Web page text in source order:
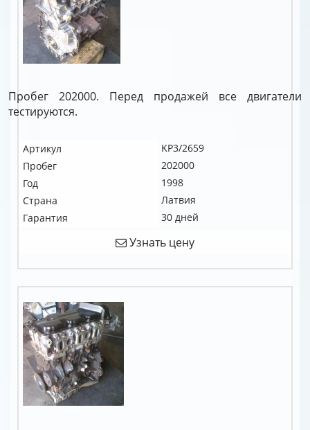
Пробег 202000. Перед продажей все двигатели
тестируются.
Артикул
KP3/2659
Пробег
202000
Год
1998
Страна
Латвия
Гарантия
30 дней
Узнать цену